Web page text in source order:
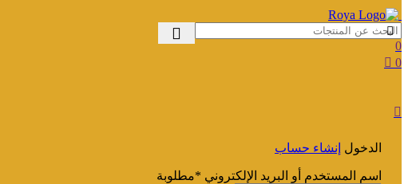
0
0
الدخول إنشاء حساب
اسم المستخدم أو البريد الإلكتروني *مطلوبة